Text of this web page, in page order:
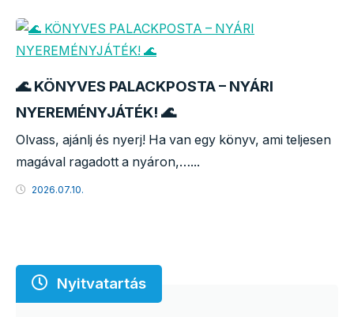
🌊 KÖNYVES PALACKPOSTA – NYÁRI
NYEREMÉNYJÁTÉK! 🌊
Olvass, ajánlj és nyerj! Ha van egy könyv, ami teljesen
magával ragadott a nyáron,…...
2026.07.10.
Nyitvatartás